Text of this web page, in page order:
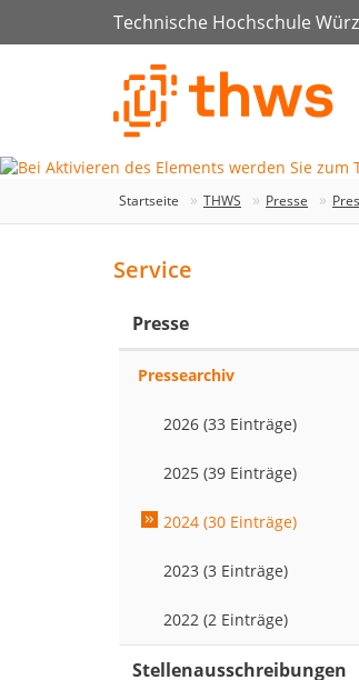
Technische Hochschule
Startseite THWS Presse
Service
Presse
Pressearchiv
2026 (33 Einträge)
2025 (39 Einträge)
2024 (30 Einträge)
2023 (3 Einträge)
2022 (2 Einträge)
Stellenausschreibungen